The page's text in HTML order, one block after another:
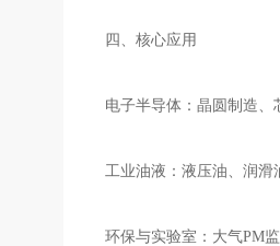
四、核心应用
电子半导体：晶圆制造
工业油液：液压油、润滑
环保与实验室：大气PM